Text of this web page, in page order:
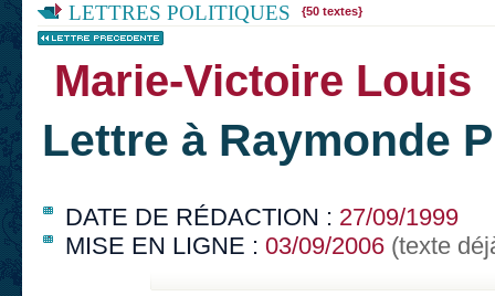
LETTRES POLITIQUES {50 textes}
Marie-Victoire Louis
Lettre à Raymonde
DATE DE RÉDACTION : 27/09/1999
MISE EN LIGNE : 03/09/2006(texte